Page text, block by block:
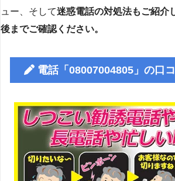
ュー、そして迷惑電話の対処法もご紹介
後までご確認ください。
電話「08007004805」の口